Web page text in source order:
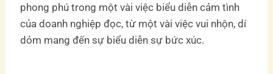
phong phú trong một vài việc biểu diễn cảm tình
của doanh nghiệp đọc, từ một vài việc vui nhộn, dí
dỏm mang đến sự biểu diễn sự bức xúc.